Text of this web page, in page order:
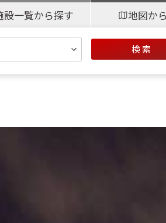
設一覧から探す 地図か
検 索